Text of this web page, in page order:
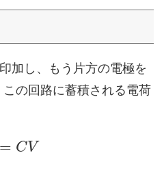
加し、もう片方の電極を
の回路に蓄積される電荷
= CV